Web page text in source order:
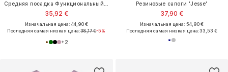
35,92 €
Изначальная цена: 44,90 €
Последняя самая низкая цена:38,17 €-5%
+2
Резиновые сапоги 'Jesse'
37,90 €
Изначальная цена: 54,90 €
Последняя самая низкая цена:33,53 €